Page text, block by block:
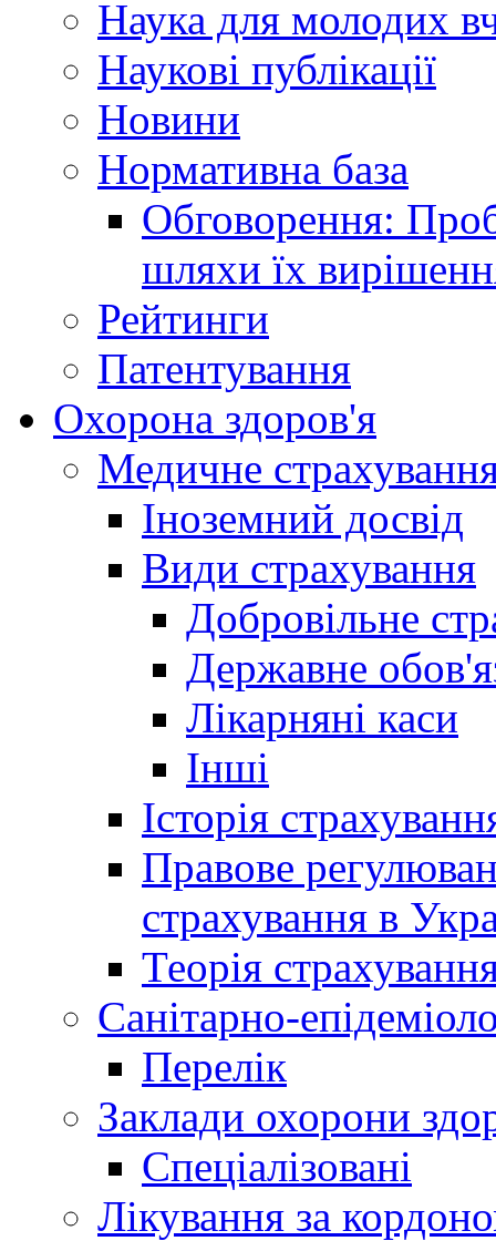
Наука для молодих
Наукові публікації
Новини
Нормативна база
Обговорення:
шляхи їх
Рейтинги
Патентування
Охорона здоров'я
Медичне
Іноземний досвід
Види страхування
Добровільне
Державне
Лікарняні каси
Інші
Історія
Правове
страхування в
Теорія
Санітарно-
Перелік
Заклади охорони
Спеціалізовані
Лікування за